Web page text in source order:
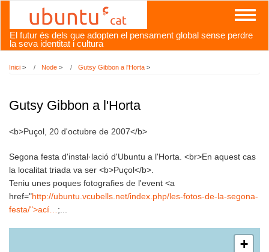
contingut
El futur és dels que adopten el pensament global sense perdre
la seva identitat i cultura
Inici > Node > Gutsy Gibbon a l'Horta >
Gutsy Gibbon a l'Horta
<b>Puçol, 20 d'octubre de 2007</b>
Segona festa d'instal·lació d'Ubuntu a l'Horta. <br>En aquest cas
la localitat triada va ser <b>Puçol</b>.
Teniu unes poques fotografies de l'event <a
href="http://ubuntu.vcubells.net/index.php/les-fotos-de-la-segona-
festa/">ací… ;...
+